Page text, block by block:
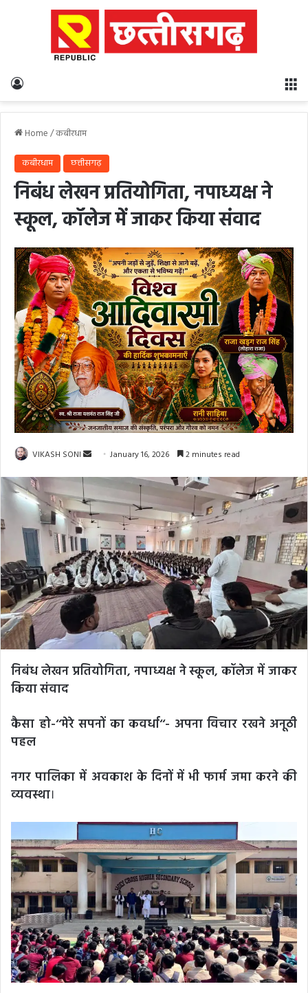
Home/कबीरधाम
कबीरधाम छत्तीसगढ़
निबंध लेखन प्रतियोगिता, नपाध्यक्ष ने
स्कूल, कॉलेज में जाकर किया संवाद
VIKASH SONI
Send
email
January 16, 2026 2 minutes read
निबंध लेखन प्रतियोगिता, नपाध्यक्ष ने स्कूल, कॉलेज में जाकर
किया संवाद
कैसा हो-‘‘मेरे सपनों का कवर्धा‘‘- अपना विचार रखने अनूठी
पहल
नगर पालिका में अवकाश के दिनों में भी फार्म जमा करने की
व्यवस्था।